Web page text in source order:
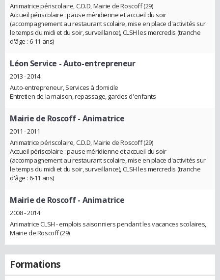
Animatrice périscolaire, C.D.D, Mairie de Roscoff (29)
Accueil périscolaire : pause méridienne et accueil du soir
(accompagnement au restaurant scolaire, mise en place d'activités sur
le temps du midi et du soir, surveillance), CLSH les mercredis (tranche
d'âge : 6-11 ans)
Léon Service - Auto-entrepreneur
2013 - 2014
Auto-entrepreneur, Services à domicile
Entretien de la maison, repassage, gardes d'enfants
Mairie de Roscoff- Animatrice
2011 - 2011
Animatrice périscolaire, C.D.D, Mairie de Roscoff (29)
Accueil périscolaire : pause méridienne et accueil du soir
(accompagnement au restaurant scolaire, mise en place d'activités sur
le temps du midi et du soir, surveillance), CLSH les mercredis (tranche
d'âge : 6-11 ans)
Mairie de Roscoff- Animatrice
2008 - 2014
Animatrice CLSH - emplois saisonniers pendant les vacances scolaires,
Mairie de Roscoff (29)
Formations